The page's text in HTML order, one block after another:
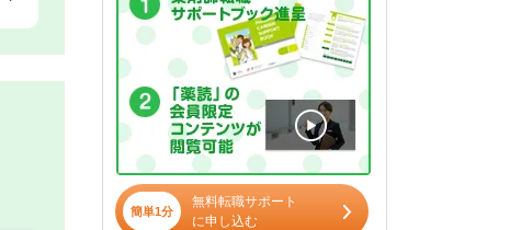
簡単1分
無料転職サポート
に申し込む